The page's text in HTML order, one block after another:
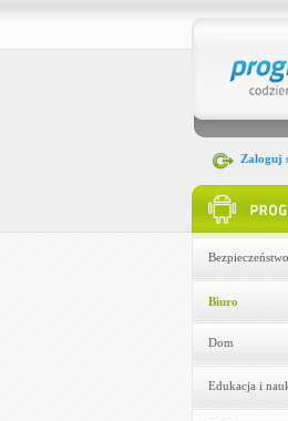
Zaloguj
Bezpieczeństwo
Biuro
Dom
Edukacja i